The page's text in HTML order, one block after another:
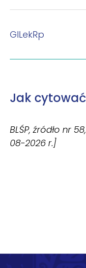
GlLekRp
Jak
BLŚP, źródło nr
08-2026 r.]